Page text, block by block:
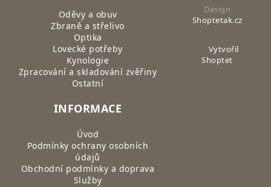
Oděvy a obuv
Zbraně a střelivo
Optika
Lovecké potřeby
Kynologie
Zpracování a skladování zvěřiny
Ostatní
INFORMACE
Úvod
Podmínky ochrany osobních
údajů
Obchodní podmínky a doprava
Služby
Design
Shoptetak.cz
Vytvořil
Shoptet